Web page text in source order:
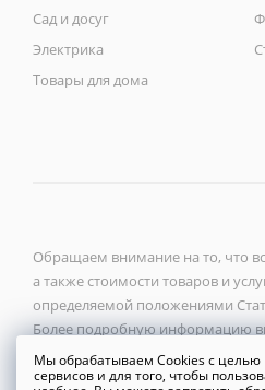
Сад и досуг
Электрика
Товары для дома
Обращаем внимание на то, что
а также стоимости товаров и
определяемой положениями
Более подробную информацию
ООО «Новый город» 2026 ©, ИНН
Мы обрабатываем Cookies с целью
сервисов и для того, чтобы